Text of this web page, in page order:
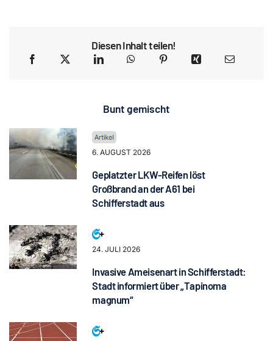
Diesen Inhalt teilen!
Bunt gemischt
6. AUGUST 2026
Geplatzter LKW-Reifen löst
Großbrand an der A61 bei
Schifferstadt aus
24. JULI 2026
Invasive Ameisenart in Schifferstadt:
Stadt informiert über „Tapinoma
magnum“